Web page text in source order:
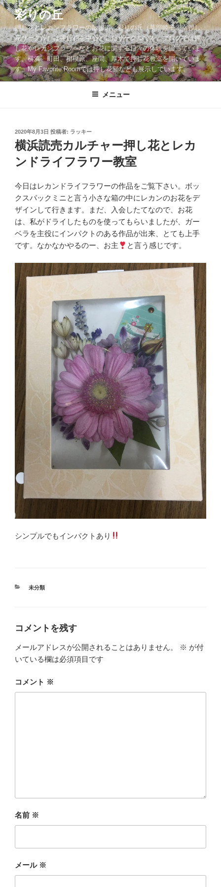
コ
ン
テ
ン
ツ
へ
ス
彩りの丘
押し花とレカンフラワーの散歩道。彩りの丘（草部睦子主宰押し
花サークル）は押し花を中心としたサークルです。ブログでは押
し花やレカンフラワーなどお花に関する日々の体験を綴っていま
す。横浜、町田、相模原、座間、厚木で押し花教室を開いていま
す。My Favorite Roomでは押し花額なども展示しています。
メニュー
投
稿
日:
2020年8月3日 投稿者: ラッキー
横浜読売カルチャー押し花とレカ
ンドライフラワー教室
今日はレカンドライフラワーの作品をご覧下さい。ボッ
クスパックミニと言う小さな箱の中にレカンのお花をデ
ザインして行きます。まだ、入会したてなので、お花
は、私がドライしたものを使ってもらいましたが、ガー
ベラを主役にインパクトのある作品が出来、とても上手
です。なかなかやるのー、お主
と言う感じです。
シンプルでもインパクトあり
カ
未分類
コメントを残す
メールアドレスが公開されることはありません。 ※ が付
いている欄は必須項目です
コメント ※
名前 ※
メール ※